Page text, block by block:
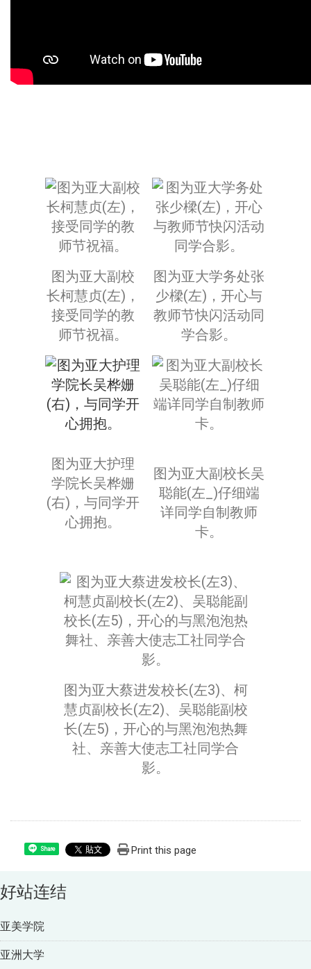
图为亚大副校
长柯慧贞(左)，
接受同学的教
师节祝福。
图为亚大学务处张
少樑(左)，开心与
教师节快闪活动同
学合影。
图为亚大护理
学院长吴桦姗
(右)，与同学开
心拥抱。
图为亚大副校长吴
聪能(左_)仔细端
详同学自制教师
卡。
图为亚大蔡进发校长(左3)、柯
慧贞副校长(左2)、吴聪能副校
长(左5)，开心的与黑泡泡热舞
社、亲善大使志工社同学合
影。
Share Print this page
好站连结
亚美学院
亚洲大学